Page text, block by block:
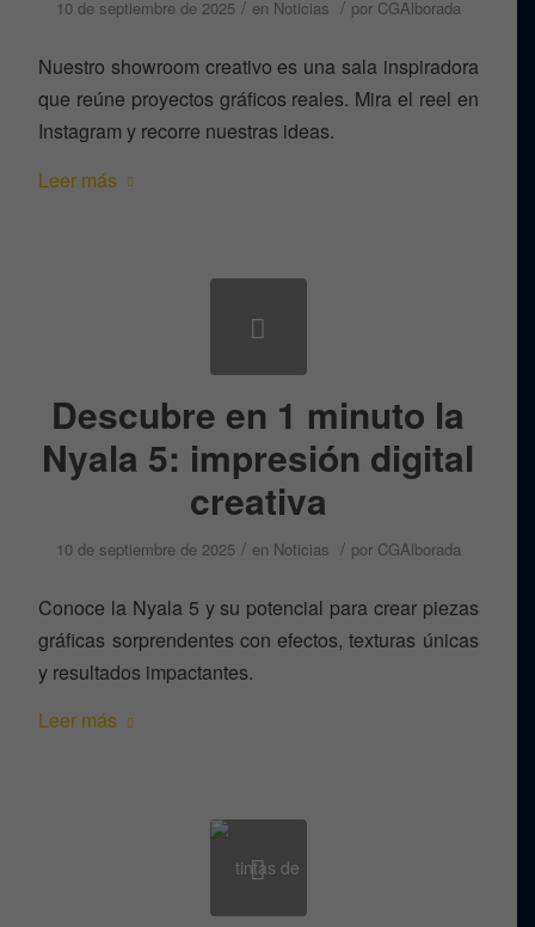
10 de septiembre de 2025 / en Noticias / por CGAlborada
Nuestro showroom creativo es una sala inspiradora
que reúne proyectos gráficos reales. Mira el reel en
Instagram y recorre nuestras ideas.
Leer más
Descubre en 1 minuto la
Nyala 5: impresión digital
creativa
10 de septiembre de 2025 / en Noticias / por CGAlborada
Conoce la Nyala 5 y su potencial para crear piezas
gráficas sorprendentes con efectos, texturas únicas
y resultados impactantes.
Leer más